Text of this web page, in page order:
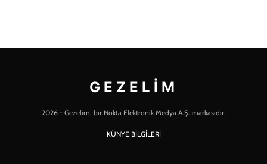
GEZELIM
2026 - Gezelim, bir Nokta Elektronik Medya A.Ş. markasıdır.
KÜNYE BİLGİLERİ